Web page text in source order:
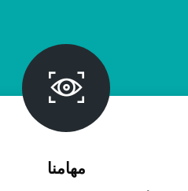
مهامنا